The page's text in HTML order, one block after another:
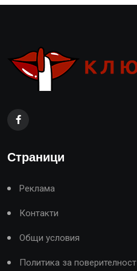
Страници
Реклама
Контакти
Общи условия
Политика за поверителност